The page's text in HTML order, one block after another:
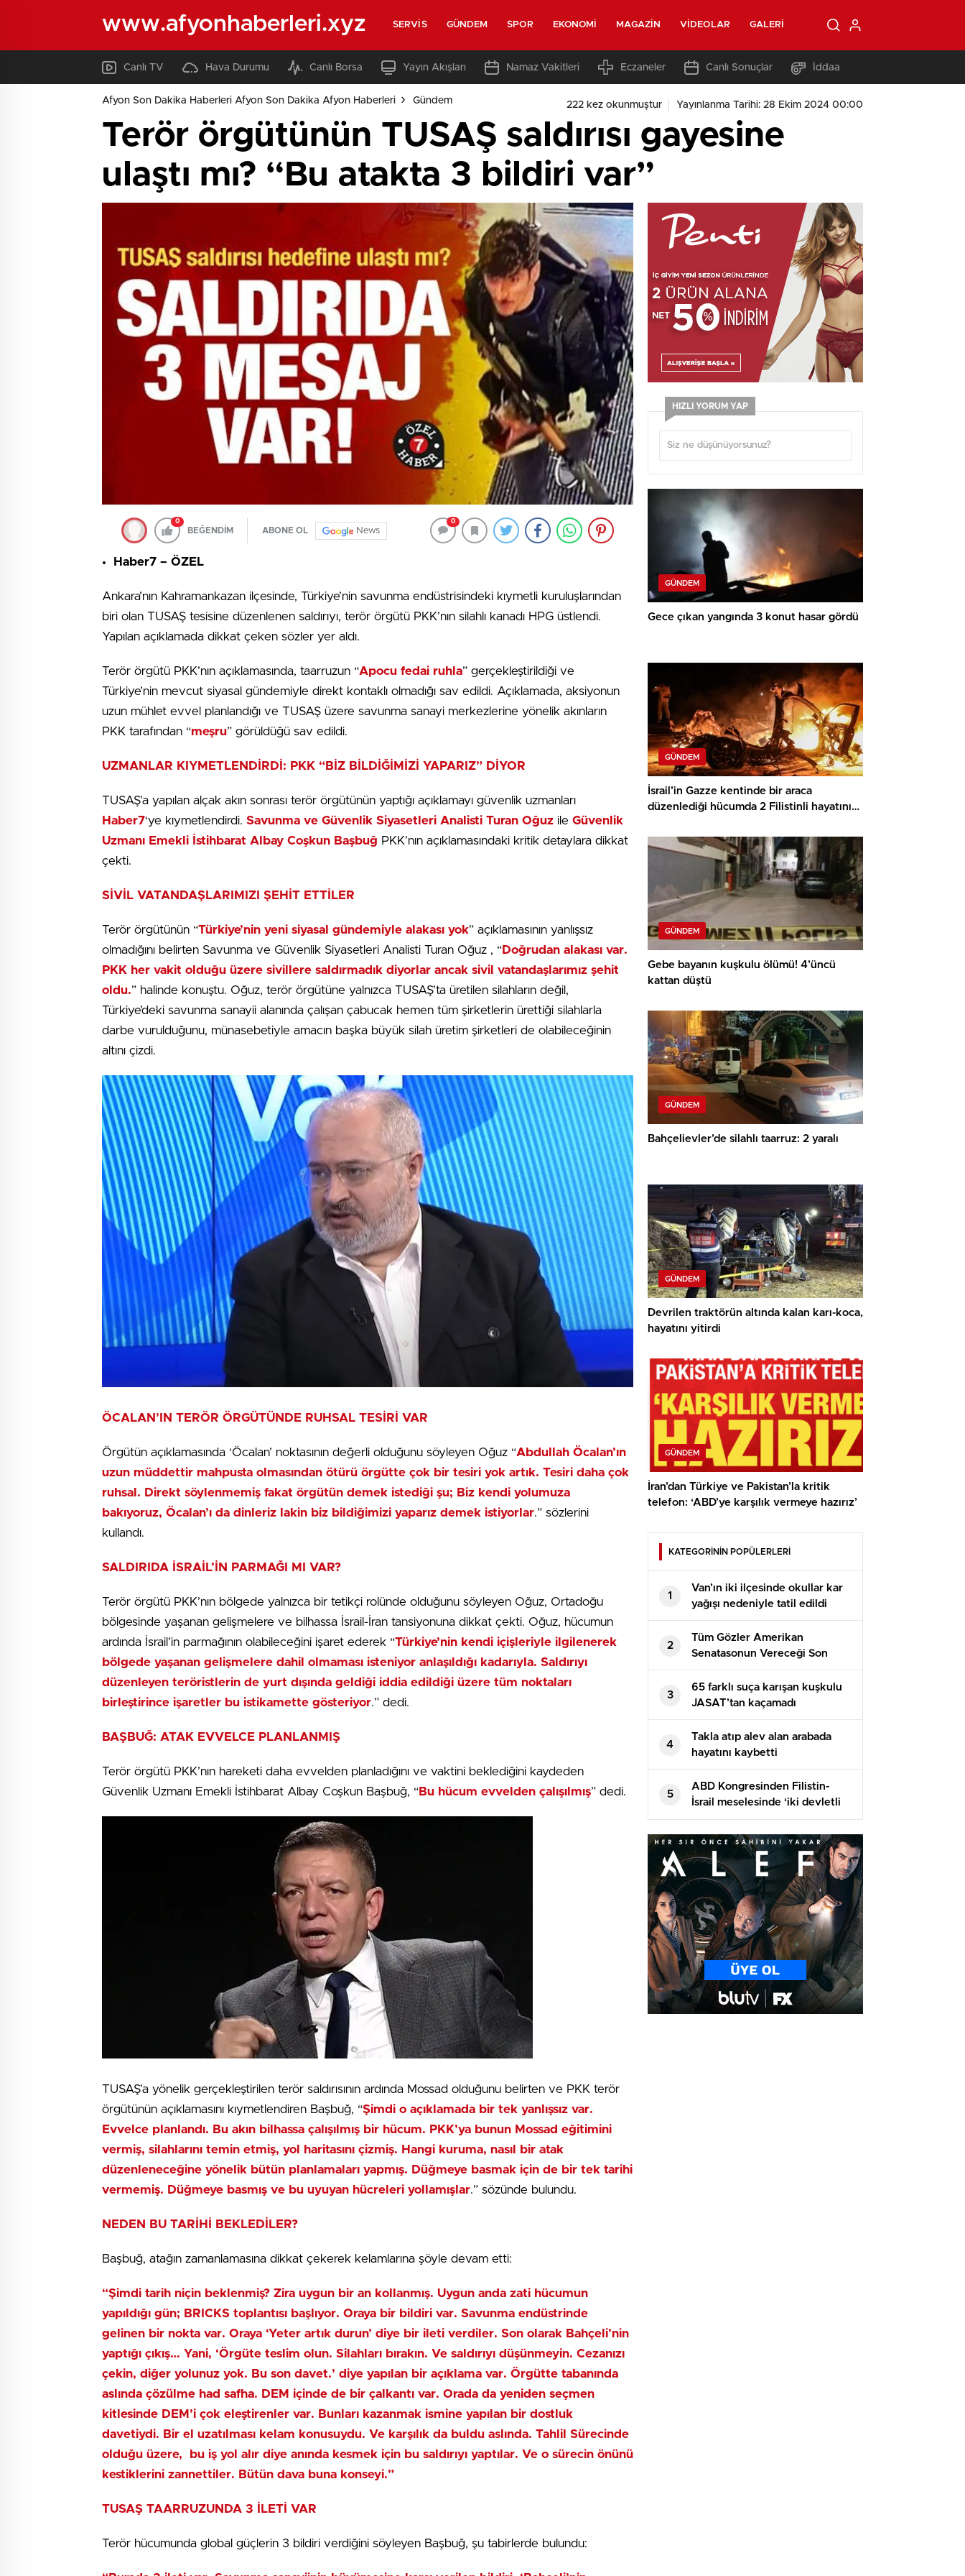
www.afyonhaberleri.xyz SERVIS GÜNDEM SPOR EKONOMI MAGAZIN VIDEOLAR GALERI
Canlı TV Hava Durumu Canlı Borsa Yayın Akışları Namaz Vakitleri Eczaneler Canlı Sonuçlar İddaa
Afyon Son Dakika Haberleri Afyon Son Dakika Afyon Haberleri Gündem 222 kez okunmuştur Yayınlanma Tarihi: 28 Ekim 2024 00:00
Terör örgütünün TUSAŞ saldırısı gayesine
ulaştı mı? “Bu atakta 3 bildiri var”
0
BEĞENDİM ABONE OL News
0
Haber7 – ÖZEL
Ankara’nın Kahramankazan ilçesinde, Türkiye’nin savunma endüstrisindeki kıymetli kuruluşlarından
biri olan TUSAŞ tesisine düzenlenen saldırıyı, terör örgütü PKK’nın silahlı kanadı HPG üstlendi.
Yapılan açıklamada dikkat çeken sözler yer aldı.
Terör örgütü PKK’nın açıklamasında, taarruzun “Apocu fedai ruhla” gerçekleştirildiği ve
Türkiye’nin mevcut siyasal gündemiyle direkt kontaklı olmadığı sav edildi. Açıklamada, aksiyonun
uzun mühlet evvel planlandığı ve TUSAŞ üzere savunma sanayi merkezlerine yönelik akınların
PKK tarafından “meşru” görüldüğü sav edildi.
UZMANLAR KIYMETLENDİRDİ: PKK “BİZ BİLDİĞİMİZİ YAPARIZ” DİYOR
TUSAŞ’a yapılan alçak akın sonrası terör örgütünün yaptığı açıklamayı güvenlik uzmanları
Haber7‘ye kıymetlendirdi. Savunma ve Güvenlik Siyasetleri Analisti Turan Oğuz ile Güvenlik
Uzmanı Emekli İstihbarat Albay Coşkun Başbuğ PKK’nın açıklamasındaki kritik detaylara dikkat
çekti.
SİVİL VATANDAŞLARIMIZI ŞEHİT ETTİLER
Terör örgütünün “Türkiye’nin yeni siyasal gündemiyle alakası yok” açıklamasının yanlışsız
olmadığını belirten Savunma ve Güvenlik Siyasetleri Analisti Turan Oğuz , “Doğrudan alakası var.
PKK her vakit olduğu üzere sivillere saldırmadık diyorlar ancak sivil vatandaşlarımız şehit
oldu.” halinde konuştu. Oğuz, terör örgütüne yalnızca TUSAŞ’ta üretilen silahların değil,
Türkiye’deki savunma sanayii alanında çalışan çabucak hemen tüm şirketlerin ürettiği silahlarla
darbe vurulduğunu, münasebetiyle amacın başka büyük silah üretim şirketleri de olabileceğinin
altını çizdi.
ÖCALAN’IN TERÖR ÖRGÜTÜNDE RUHSAL TESİRİ VAR
Örgütün açıklamasında ‘Öcalan’ noktasının değerli olduğunu söyleyen Oğuz “Abdullah Öcalan’ın
uzun müddettir mahpusta olmasından ötürü örgütte çok bir tesiri yok artık. Tesiri daha çok
ruhsal. Direkt söylenmemiş fakat örgütün demek istediği şu; Biz kendi yolumuza
bakıyoruz, Öcalan’ı da dinleriz lakin biz bildiğimizi yaparız demek istiyorlar.” sözlerini
kullandı.
SALDIRIDA İSRAİL’İN PARMAĞI MI VAR?
Terör örgütü PKK’nın bölgede yalnızca bir tetikçi rolünde olduğunu söyleyen Oğuz, Ortadoğu
bölgesinde yaşanan gelişmelere ve bilhassa İsrail-İran tansiyonuna dikkat çekti. Oğuz, hücumun
ardında İsrail’in parmağının olabileceğini işaret ederek “Türkiye’nin kendi içişleriyle ilgilenerek
bölgede yaşanan gelişmelere dahil olmaması isteniyor anlaşıldığı kadarıyla. Saldırıyı
düzenleyen teröristlerin de yurt dışında geldiği iddia edildiği üzere tüm noktaları
birleştirince işaretler bu istikamette gösteriyor.” dedi.
BAŞBUĞ: ATAK EVVELCE PLANLANMIŞ
Terör örgütü PKK’nın hareketi daha evvelden planladığını ve vaktini beklediğini kaydeden
Güvenlik Uzmanı Emekli İstihbarat Albay Coşkun Başbuğ, “Bu hücum evvelden çalışılmış” dedi.
TUSAŞ’a yönelik gerçekleştirilen terör saldırısının ardında Mossad olduğunu belirten ve PKK terör
örgütünün açıklamasını kıymetlendiren Başbuğ, “Şimdi o açıklamada bir tek yanlışsız var.
Evvelce planlandı. Bu akın bilhassa çalışılmış bir hücum. PKK’ya bunun Mossad eğitimini
vermiş, silahlarını temin etmiş, yol haritasını çizmiş. Hangi kuruma, nasıl bir atak
düzenleneceğine yönelik bütün planlamaları yapmış. Düğmeye basmak için de bir tek tarihi
vermemiş. Düğmeye basmış ve bu uyuyan hücreleri yollamışlar.” sözünde bulundu.
NEDEN BU TARİHİ BEKLEDİLER?
Başbuğ, atağın zamanlamasına dikkat çekerek kelamlarına şöyle devam etti:
“Şimdi tarih niçin beklenmiş? Zira uygun bir an kollanmış. Uygun anda zati hücumun
yapıldığı gün; BRICKS toplantısı başlıyor. Oraya bir bildiri var. Savunma endüstrinde
gelinen bir nokta var. Oraya ‘Yeter artık durun’ diye bir ileti verdiler. Son olarak Bahçeli’nin
yaptığı çıkış… Yani, ‘Örgüte teslim olun. Silahları bırakın. Ve saldırıyı düşünmeyin. Cezanızı
çekin, diğer yolunuz yok. Bu son davet.’ diye yapılan bir açıklama var. Örgütte tabanında
aslında çözülme had safha. DEM içinde de bir çalkantı var. Orada da yeniden seçmen
kitlesinde DEM’i çok eleştirenler var. Bunları kazanmak ismine yapılan bir dostluk
davetiydi. Bir el uzatılması kelam konusuydu. Ve karşılık da buldu aslında. Tahlil Sürecinde
olduğu üzere, bu iş yol alır diye anında kesmek için bu saldırıyı yaptılar. Ve o sürecin önünü
kestiklerini zannettiler. Bütün dava buna konseyi.”
TUSAŞ TAARRUZUNDA 3 İLETİ VAR
Terör hücumunda global güçlerin 3 bildiri verdiğini söyleyen Başbuğ, şu tabirlerde bulundu:
HIZLI YORUM YAP
GÜNDEM
Gece çıkan yangında 3 konut hasar gördü
GÜNDEM
İsrail’in Gazze kentinde bir araca
düzenlediği hücumda 2 Filistinli hayatını
GÜNDEM
Gebe bayanın kuşkulu ölümü! 4’üncü
kattan düştü
GÜNDEM
Bahçelievler’de silahlı taarruz: 2 yaralı
GÜNDEM
Devrilen traktörün altında kalan karı-koca,
hayatını yitirdi
GÜNDEM
İran’dan Türkiye ve Pakistan’la kritik
telefon: ‘ABD’ye karşılık vermeye hazırız’
KATEGORİNİN POPÜLERLERİ
1
Van’ın iki ilçesinde okullar kar
yağışı nedeniyle tatil edildi
2
Tüm Gözler Amerikan
Senatasonun Vereceği Son
Kararda
3
65 farklı suça karışan kuşkulu
JASAT’tan kaçamadı
4
Takla atıp alev alan arabada
hayatını kaybetti
5
ABD Kongresinden Filistin-
İsrail meselesinde ‘iki devletli
çözüme’ destek